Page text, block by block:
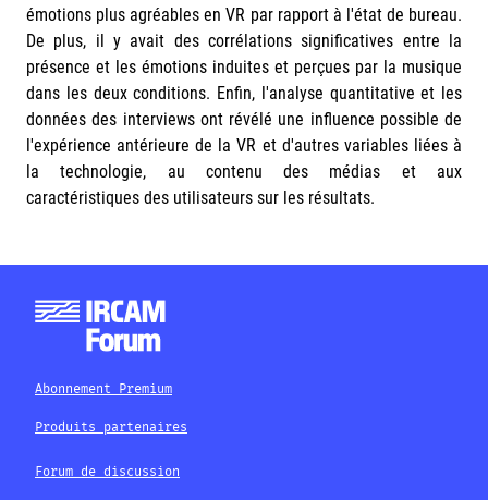
émotions plus agréables en VR par rapport à l'état de bureau.
De plus, il y avait des corrélations significatives entre la
présence et les émotions induites et perçues par la musique
dans les deux conditions. Enfin, l'analyse quantitative et les
données des interviews ont révélé une influence possible de
l'expérience antérieure de la VR et d'autres variables liées à
la technologie, au contenu des médias et aux
caractéristiques des utilisateurs sur les résultats.
Abonnement Premium
Produits partenaires
Forum de discussion